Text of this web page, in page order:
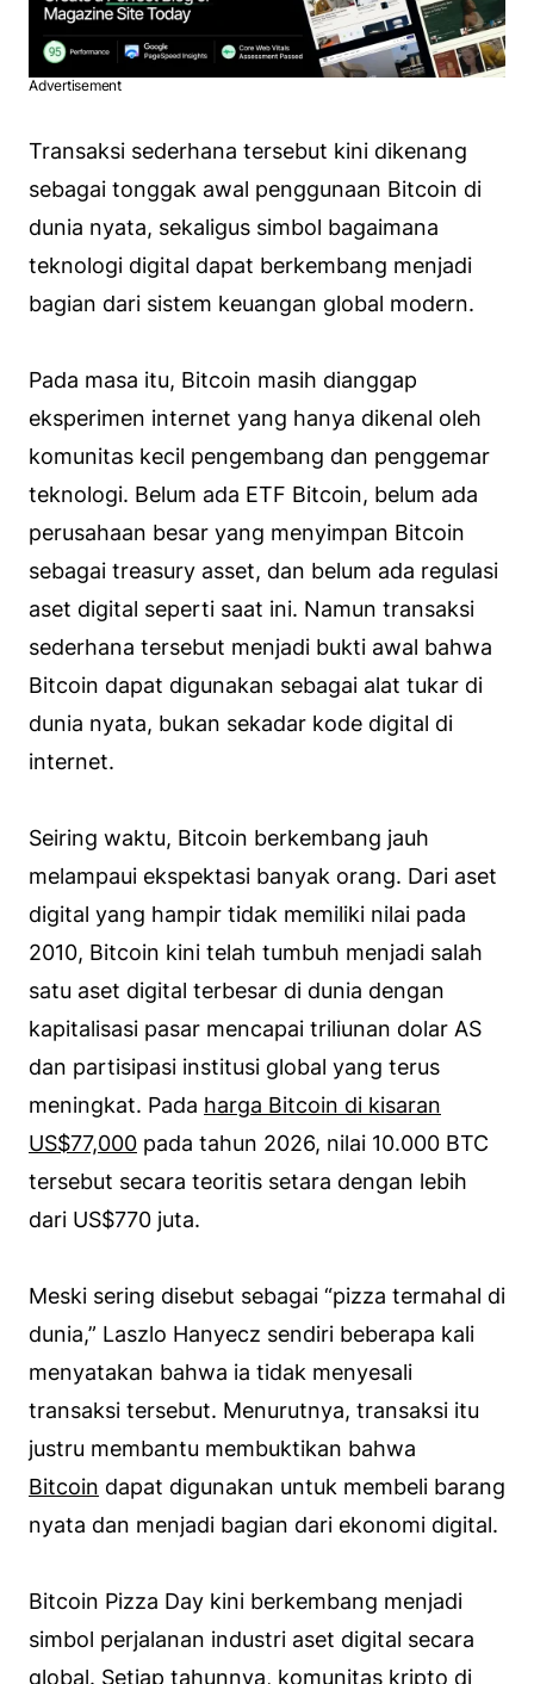
Advertisement
Transaksi sederhana tersebut kini dikenang
sebagai tonggak awal penggunaan Bitcoin di
dunia nyata, sekaligus simbol bagaimana
teknologi digital dapat berkembang menjadi
bagian dari sistem keuangan global modern.
Pada masa itu, Bitcoin masih dianggap
eksperimen internet yang hanya dikenal oleh
komunitas kecil pengembang dan penggemar
teknologi. Belum ada ETF Bitcoin, belum ada
perusahaan besar yang menyimpan Bitcoin
sebagai treasury asset, dan belum ada regulasi
aset digital seperti saat ini. Namun transaksi
sederhana tersebut menjadi bukti awal bahwa
Bitcoin dapat digunakan sebagai alat tukar di
dunia nyata, bukan sekadar kode digital di
internet.
Seiring waktu, Bitcoin berkembang jauh
melampaui ekspektasi banyak orang. Dari aset
digital yang hampir tidak memiliki nilai pada
2010, Bitcoin kini telah tumbuh menjadi salah
satu aset digital terbesar di dunia dengan
kapitalisasi pasar mencapai triliunan dolar AS
dan partisipasi institusi global yang terus
meningkat. Pada harga Bitcoin di kisaran
US$77,000 pada tahun 2026, nilai 10.000 BTC
tersebut secara teoritis setara dengan lebih
dari US$770 juta.
Meski sering disebut sebagai “pizza termahal di
dunia,” Laszlo Hanyecz sendiri beberapa kali
menyatakan bahwa ia tidak menyesali
transaksi tersebut. Menurutnya, transaksi itu
justru membantu membuktikan bahwa
Bitcoin dapat digunakan untuk membeli barang
nyata dan menjadi bagian dari ekonomi digital.
Bitcoin Pizza Day kini berkembang menjadi
simbol perjalanan industri aset digital secara
global. Setiap tahunnya, komunitas kripto di